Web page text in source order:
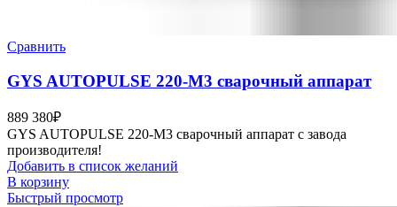
Сравнить
GYS AUTOPULSE 220-M3 сварочный аппарат
889 380₽
GYS AUTOPULSE 220-M3 сварочный аппарат с завода
производителя!
Добавить в список желаний
В корзину
Быстрый просмотр